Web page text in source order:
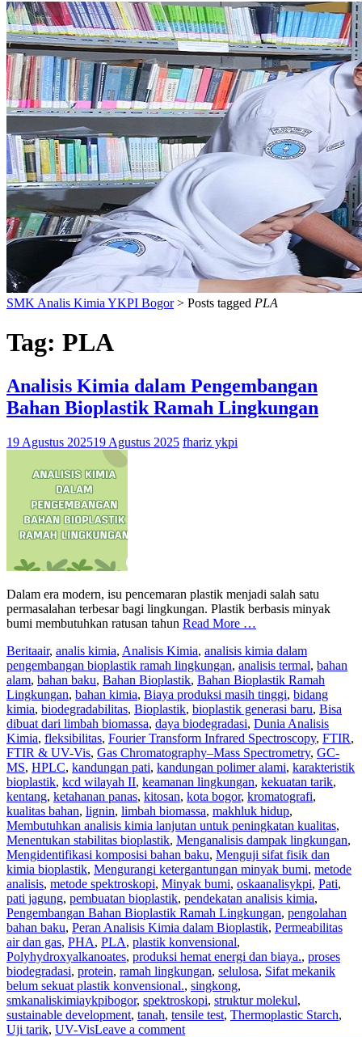
PERPUSTAKAAN
SMK Analis Kimia YKPI Bogor> Posts tagged PLA
Tag: PLA
Analisis Kimia dalam Pengembangan
Bahan Bioplastik Ramah Lingkungan
19 Agustus 202519 Agustus 2025 fhariz ykpi
Dalam era modern, isu pencemaran plastik menjadi salah satu
permasalahan terbesar bagi lingkungan. Plastik berbasis minyak
bumi membutuhkan ratusan tahun Read More …
Beritaair, analis kimia, Analisis Kimia, analisis kimia dalam
pengembangan bioplastik ramah lingkungan, analisis termal, bahan
alam, bahan baku, Bahan Bioplastik, Bahan Bioplastik Ramah
Lingkungan, bahan kimia, Biaya produksi masih tinggi, bidang
kimia, biodegradabilitas, Bioplastik, bioplastik generasi baru, Bisa
dibuat dari limbah biomassa, daya biodegradasi, Dunia Analisis
Kimia, fleksibilitas, Fourier Transform Infrared Spectroscopy, FTIR,
FTIR & UV-Vis, Gas Chromatography–Mass Spectrometry, GC-
MS, HPLC, kandungan pati, kandungan polimer alami, karakteristik
bioplastik, kcd wilayah II, keamanan lingkungan, kekuatan tarik,
kentang, ketahanan panas, kitosan, kota bogor, kromatografi,
kualitas bahan, lignin, limbah biomassa, makhluk hidup,
Membutuhkan analisis kimia lanjutan untuk peningkatan kualitas,
Menentukan stabilitas bioplastik, Menganalisis dampak lingkungan,
Mengidentifikasi komposisi bahan baku, Menguji sifat fisik dan
kimia bioplastik, Mengurangi ketergantungan minyak bumi, metode
analisis, metode spektroskopi, Minyak bumi, oskaanalisykpi, Pati,
pati jagung, pembuatan bioplastik, pendekatan analisis kimia,
Pengembangan Bahan Bioplastik Ramah Lingkungan, pengolahan
bahan baku, Peran Analisis Kimia dalam Bioplastik, Permeabilitas
air dan gas, PHA, PLA, plastik konvensional,
Polyhydroxyalkanoates, produksi hemat energi dan biaya., proses
biodegradasi, protein, ramah lingkungan, selulosa, Sifat mekanik
belum sekuat plastik konvensional., singkong,
smkanaliskimiaykpibogor, spektroskopi, struktur molekul,
sustainable development, tanah, tensile test, Thermoplastic Starch,
Uji tarik, UV-VisLeave a comment